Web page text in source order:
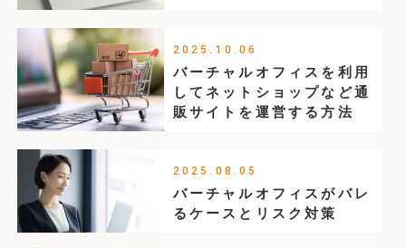
2025.10.06
バーチャルオフィスを利用
してネットショップなど通
販サイトを運営する方法
2025.08.05
バーチャルオフィスがバレ
るケースとリスク対策